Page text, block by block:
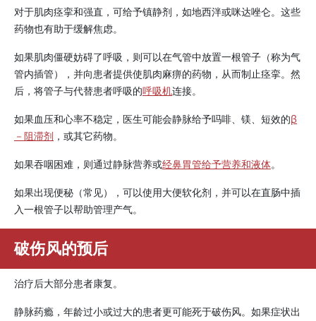
对于肌肉痉挛和强直，可给予镇静剂，如地西泮或咪达唑仑。这些
药物也有助于缓解焦虑。
如果肌肉僵硬妨碍了呼吸，则可以在气管中放置一根管子（称为气
管内插管），并向患者提供使肌肉麻痹的药物，从而制止痉挛。然
后，将管子与代替患者呼吸的呼吸机连接。
如果血压和心率不稳定，医生可能会静脉给予吗啡、镁、短效的β
－阻滞剂 ，或其它药物。
如果吞咽困难，则通过静脉营养或经鼻胃管给予营养和液体。
如果出现便秘（常见），可以使用大便软化剂，并可以在直肠中插
入一根管子以帮助管理产气。
破伤风的预后
治疗后大部分患者康复。
静脉药瘾，年龄过小或过大的患者更可能死于破伤风。如果症状出